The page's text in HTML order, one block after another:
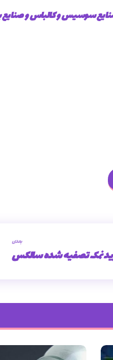
سوسیس و کالباس و
بعدی
نمک تصفیه شده سالکس